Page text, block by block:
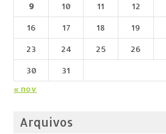
9 10 11 12
16 17 18 19
23 24 25 26
30
31
« nov
Arquivos